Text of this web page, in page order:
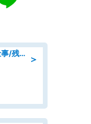
＞
大手企業での保健師の正職員のお仕事/残業なし/要資格:保健師